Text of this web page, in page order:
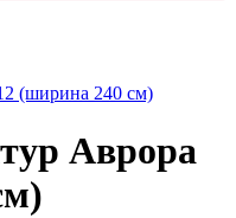
(ширина 240 см)
Аврора